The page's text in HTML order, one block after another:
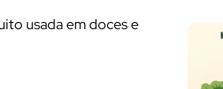
usada em doces e